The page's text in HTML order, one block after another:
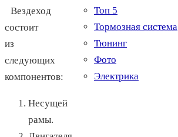
Вездеход
состоит
из
следующих
компонентов:
Несущей
рамы.
Топ 5
Тормозная система
Тюнинг
Фото
Электрика